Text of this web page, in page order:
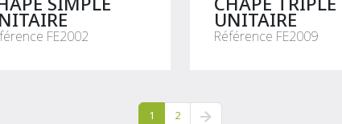
FE2002
UNITAIRE
Référence FE2009
1 2